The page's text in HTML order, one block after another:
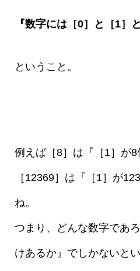
『数字には［0］と［1］
ということ。
例えば［8］は『［1］が8
［12369］は『［1］が
ね。
つまり、どんな数字であ
けあるか』でしかないと